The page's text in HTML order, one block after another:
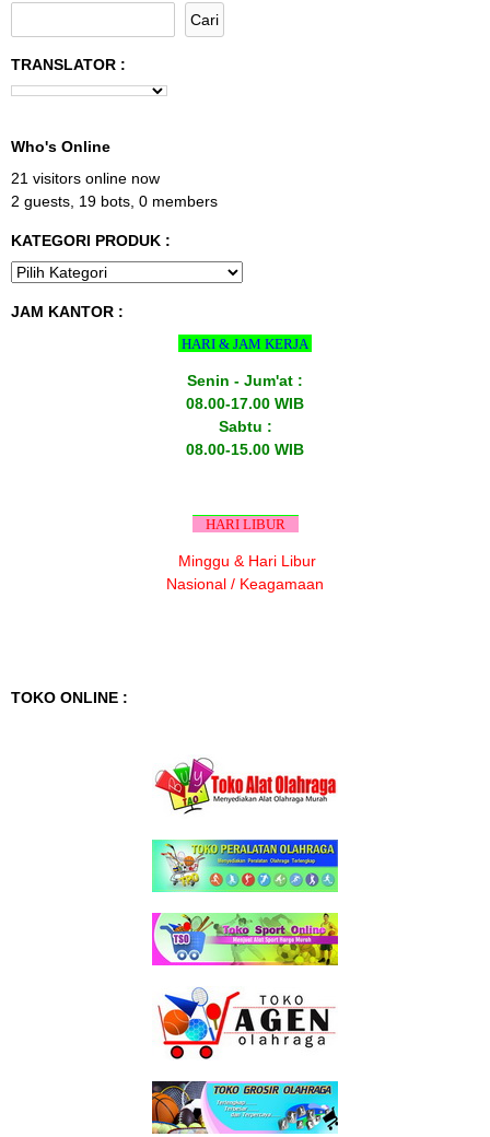
TRANSLATOR :
Who's Online
21 visitors online now
2 guests, 19 bots, 0 members
KATEGORI PRODUK :
JAM KANTOR :
HARI & JAM KERJA
Senin - Jum'at :
08.00-17.00 WIB
Sabtu :
08.00-15.00 WIB
HARI LIBUR
Minggu & Hari Libur
Nasional / Keagamaan
TOKO ONLINE :